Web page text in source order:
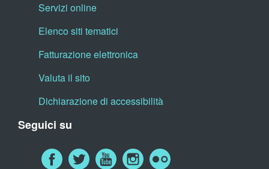
Servizi online
Elenco siti tematici
Fatturazione elettronica
Valuta il sito
Dichiarazione di accessibilità
Seguici su